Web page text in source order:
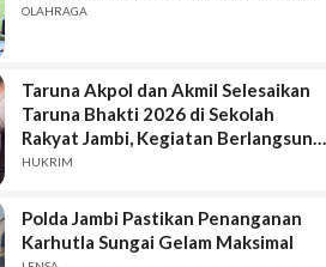
OLAHRAGA
Taruna Akpol dan Akmil Selesaikan
Taruna Bhakti 2026 di Sekolah
Rakyat Jambi, Kegiatan Berlangsung
Aman dan Lancar
HUKRIM
Polda Jambi Pastikan Penanganan
Karhutla Sungai Gelam Maksimal